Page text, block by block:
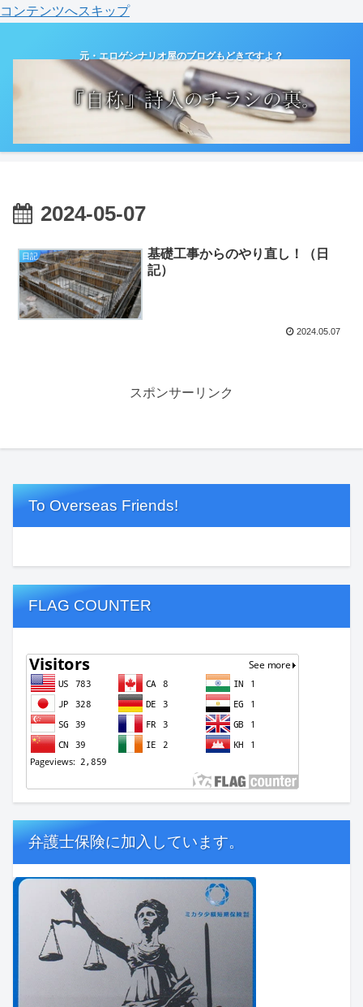
コンテンツへスキップ
元・エロゲシナリオ屋のブログもどきですよ？
2024-05-07
日記
基礎工事からのやり直し！（日
記）
2024.05.07
スポンサーリンク
To Overseas Friends!
FLAG COUNTER
弁護士保険に加入しています。